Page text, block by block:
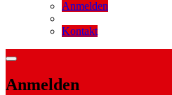
Anmelden
Kontakt
Anmelden